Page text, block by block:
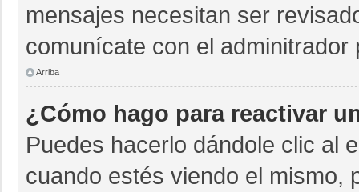
mensajes necesitan ser
comunícate con el
Arriba
¿Cómo hago para reactivar
Puedes hacerlo dándole clic al
cuando estés viendo el mismo,